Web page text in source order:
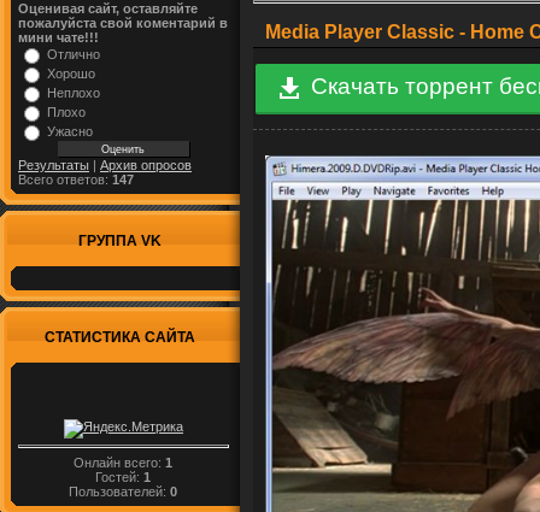
Оценивая сайт, оставляйте
пожалуйста свой коментарий в
мини чате!!!
Отлично
Хорошо
Неплохо
Плохо
Ужасно
Результаты | Архив опросов
Всего ответов: 147
ГРУППА VK
СТАТИСТИКА САЙТА
Онлайн всего:1
Гостей:1
Пользователей:0
Media Player Classic - Home
Скачать торрент